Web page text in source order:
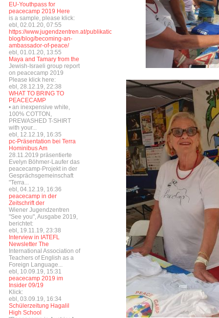
EU-Youthpass for
peacecamp 2019 Here
is a sample, please klick:
ebl, 02.01.20, 07:55
https://www.jugendzentren.at/publikationen-
blog/blog/becoming-an-
ambassador-of-peace/
ebl, 01.01.20, 13:55
Maya and Tamary from the
Jewish-Israeli group report
on peacecamp 2019
Please klick here:
ebl, 28.12.19, 22:38
WHAT TO BRING TO
PEACECAMP
• an inexpensive white,
100% COTTON,
PREWASHED T-SHIRT
with your...
ebl, 12.12.19, 16:35
pc-Präsentation bei Terra
Hominibus Am
28.11.2019 präsentierte
Evelyn Böhmer-Laufer das
peacecamp-Projekt in der
Gesprächsgemeinschaft
"Terra...
ebl, 04.12.19, 16:36
peacecamp in der
Zeitschrift der
Wiener Jugendzentren
"See you", Ausgabe 2019,
berichtet:
ebl, 19.11.19, 23:38
Interview in IATEFL
Newsletter The
International Association of
Teachers of English as a
Foreign Language...
ebl, 10.09.19, 15:31
peacecamp 2019 im
Insider 09/19
Klick:
ebl, 03.09.19, 16:34
Schülerzeitung Hagalil
High School